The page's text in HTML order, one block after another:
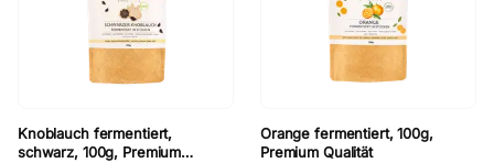
Knoblauch fermentiert,
schwarz, 100g, Premium
Orange fermentiert, 100g,
Premium Qualität